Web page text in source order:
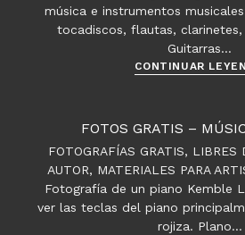
música e instrumentos
tocadiscos, flautas,
Guitarras…
CONTINUAR
FOTOS GRATIS –
FOTOGRAFÍAS GRATIS, LIBRES
AUTOR, MATERIALES PARA
Fotografía de un piano Kemble
ver las teclas del piano
rojiza. Plano…